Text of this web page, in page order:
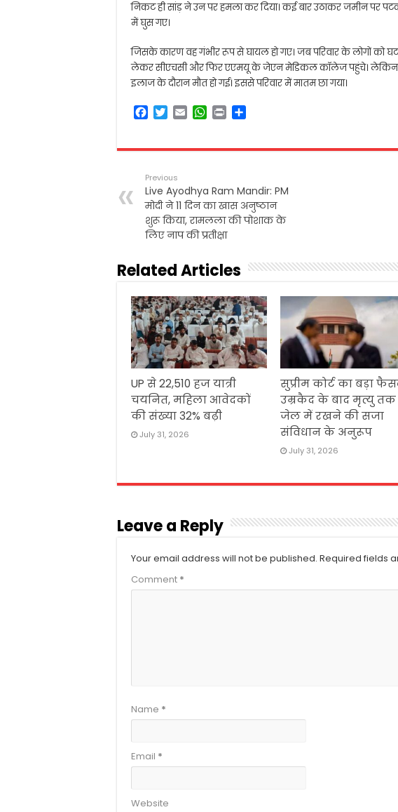
निकट ही सांड़ ने उन पर हमला कर दिया। कई बार उठाकर जमीन पर
में घुस गए।
जिसके कारण वह गंभीर रूप से घायल हो गए। जब परिवार के लोगों को
लेकर सीएचसी और फिर एएमयू के जेएन मेडिकल कॉलेज पहुंचे। लेकिन
इलाज के दौरान मौत हो गई। इससे परिवार में मातम छा गया।
F
e
o
o
k
T
t
e
r
E
i
W
t
p
p
P
n
r
Previous
Live Ayodhya Ram Mandir: PM
मोदी ने 11 दिन का खास अनुष्ठान
शुरू किया, रामलला की पोशाक के
लिए नाप की प्रतीक्षा
Related Articles
UP से 22,510 हज यात्री
चयनित, महिला आवेदकों
की संख्या 32% बढ़ी
July 31, 2026
सुप्रीम कोर्ट का बड़ा
उम्रकैद के बाद मृत्यु तक
जेल में रखने की सजा
संविधान के अनुरूप
July 31, 2026
Leave a Reply
Your email address will not be published. Required fields
Comment *
Name *
Email *
Website